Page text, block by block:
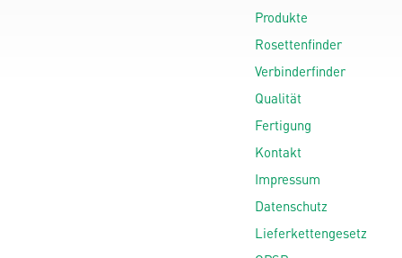
Produkte
Rosettenfinder
Verbinderfinder
Qualität
Fertigung
Kontakt
Impressum
Datenschutz
Lieferkettengesetz